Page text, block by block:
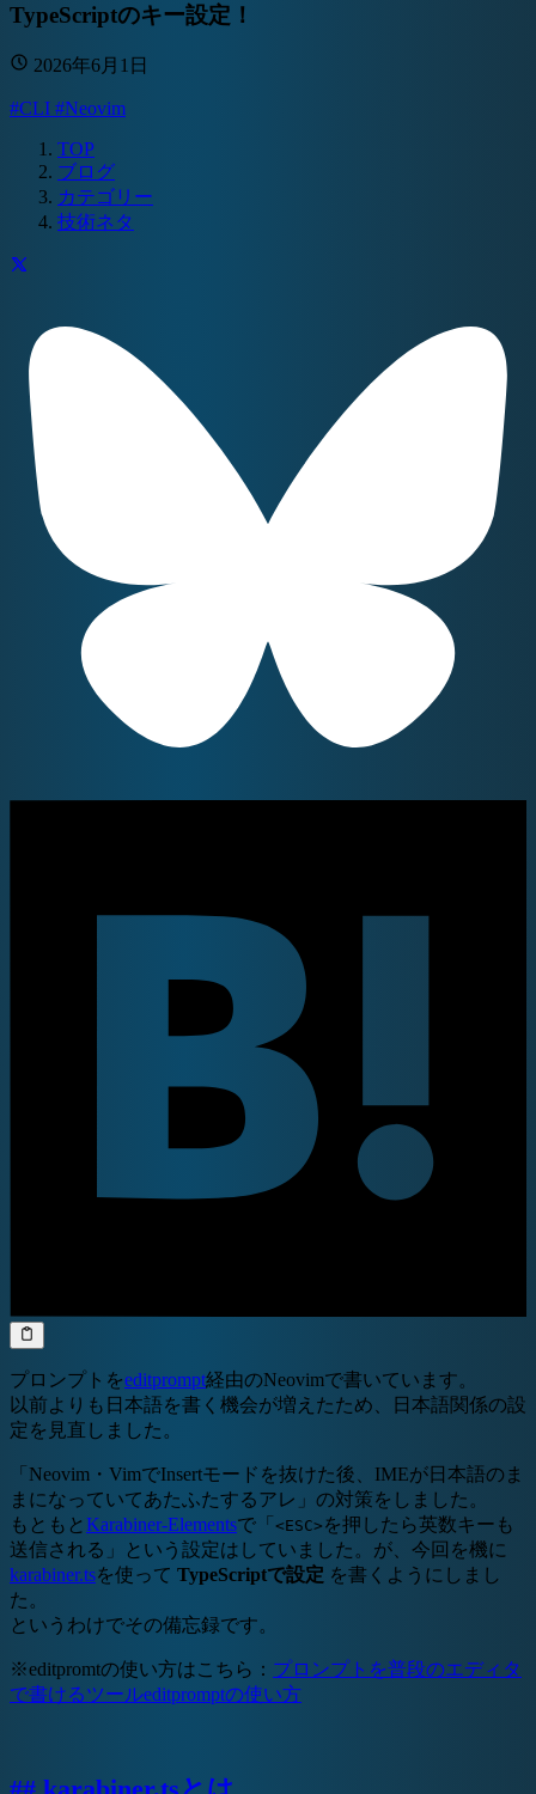
TypeScriptのキー設定！
2026年6月1日
#CLI #Neovim
TOP
ブログ
カテゴリー
技術ネタ
プロンプトをeditprompt経由のNeovimで書いています。
以前よりも日本語を書く機会が増えたため、日本語関係の設
定を見直しました。
「Neovim・VimでInsertモードを抜けた後、IMEが日本語のま
まになっていてあたふたするアレ」の対策をしました。
もともと Karabiner-Elementsで「 <ESC> を押したら英数キーも
送信される」という設定はしていました。が、今回を機に
karabiner.tsを使って TypeScriptで設定 を書くようにしまし
た。
というわけでその備忘録です。
※editpromtの使い方はこちら： プロンプトを普段のエディタ
で書けるツールeditpromptの使い方